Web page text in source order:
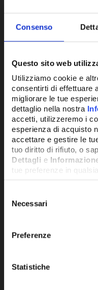
Consenso
Questo sito web
Utilizziamo cookie e
consentirti di effettuare
migliorare le tue
dettaglio nella nostra
accetti, utilizzeremo i
esperienza di acquisto
accettare e gestire le
tuo diritto di rifiuto, o
Dettagli e
tue preferenze in
precedentemente
delNecessari
Preferenze
Statistiche
FILETTO IN
8,83€
Potrebbe